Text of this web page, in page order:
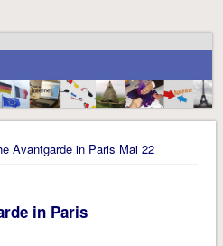
Avantgarde in Paris Mai 22
in Paris